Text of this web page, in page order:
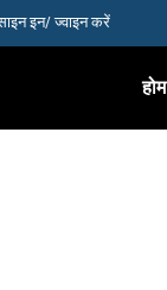
इन/ ज्वाइन करें
होम